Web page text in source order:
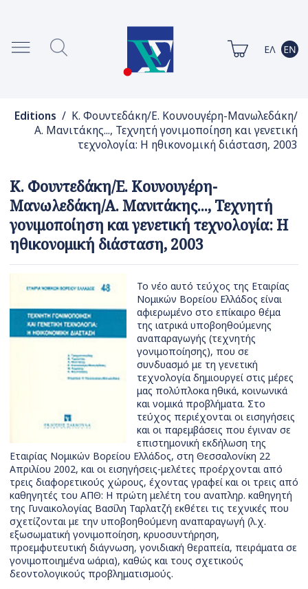
Editions / Κ. Φουντεδάκη/Ε. Κουνουγέρη-Μανωλεδάκη/
Α. Μανιτάκης..., Τεχνητή γονιμοποίηση και γενετική
τεχνολογία: Η ηθικονομική διάσταση, 2003
Κ. Φουντεδάκη/Ε. Κουνουγέρη-
Μανωλεδάκη/Α. Μανιτάκης..., Τεχνητή
γονιμοποίηση και γενετική τεχνολογία: Η
ηθικονομική διάσταση, 2003
Το νέο αυτό τεύχος της Εταιρίας
Νομικών Βορείου Ελλάδος είναι
αφιερωμένο στο επίκαιρο θέμα
της ιατρικά υποβοηθούμενης
αναπαραγωγής (τεχνητής
γονιμοποίησης), που σε
συνδυασμό με τη γενετική
τεχνολογία δημιουργεί στις μέρες
μας πολύπλοκα ηθικά, κοινωνικά
και νομικά προβλήματα. Στο
τεύχος περιέχονται οι εισηγήσεις
και οι παρεμβάσεις που έγιναν σε
επιστημονική εκδήλωση της
Εταιρίας Νομικών Βορείου Ελλάδος, στη Θεσσαλονίκη 22
Απριλίου 2002, και οι εισηγήσεις-μελέτες προέρχονται από
τρεις διαφορετικούς χώρους, έχοντας γραφεί και οι τρεις από
καθηγητές του ΑΠΘ: Η πρώτη μελέτη του αναπληρ. καθηγητή
της Γυναικολογίας Βασίλη Ταρλατζή εκθέτει τις τεχνικές που
σχετίζονται με την υποβοηθούμενη αναπαραγωγή (λ.χ.
εξωσωματική γονιμοποίηση, κρυοσυντήρηση,
προεμφυτευτική διάγνωση, γονιδιακή θεραπεία, πειράματα σε
γονιμοποιημένα ωάρια), καθώς και τους σχετικούς
δεοντολογικούς προβληματισμούς.